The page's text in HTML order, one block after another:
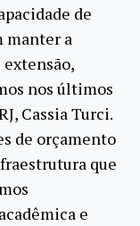
de
manter a
nos últimos
Cassia Turci.
de orçamento
que
e